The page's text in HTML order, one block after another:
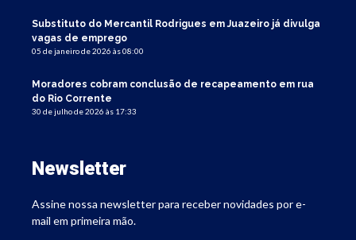
Substituto do Mercantil Rodrigues em Juazeiro já divulga
vagas de emprego
05 de janeiro de 2026 às 08:00
Moradores cobram conclusão de recapeamento em rua
do Rio Corrente
30 de julho de 2026 às 17:33
Newsletter
Assine nossa newsletter para receber novidades por e-
mail em primeira mão.